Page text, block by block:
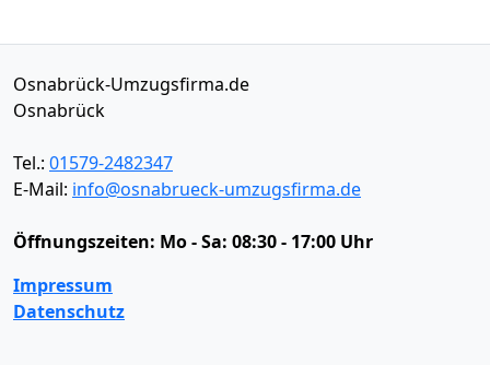
Osnabrück-Umzugsfirma.de
Osnabrück
Tel.: 01579-2482347
E-Mail: info@osnabrueck-umzugsfirma.de
Öffnungszeiten: Mo - Sa: 08:30 - 17:00 Uhr
Impressum
Datenschutz